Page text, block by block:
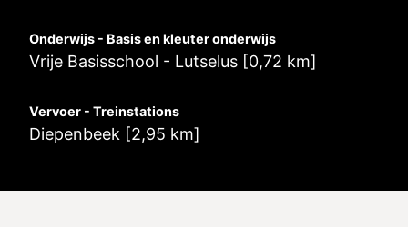
Onderwijs - Basis en kleuter onderwijs
Vrije Basisschool - Lutselus [0,72 km]
Vervoer - Treinstations
Diepenbeek [2,95 km]